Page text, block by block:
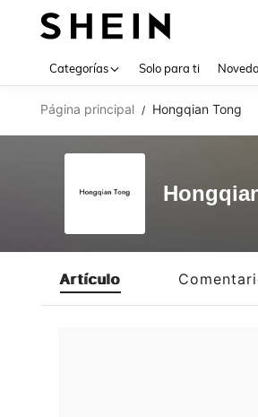
Categorías Solo para ti
Página principal / Hongqian Tong
Artículo